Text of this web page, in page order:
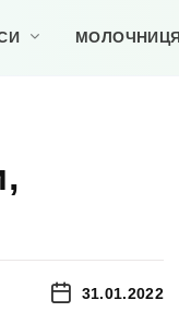
МОЛОЧНИЦЯ
31.01.2022